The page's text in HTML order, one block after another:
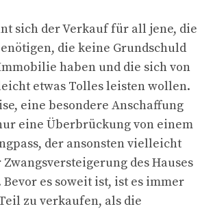
sich der Verkauf für all jene, die
die keine Grundschuld
haben und die sich von
etwas Tolles leisten wollen.
eine besondere Anschaffung
eine Überbrückung von einem
der ansonsten vielleicht
des Hauses
es soweit ist, ist es immer
zu verkaufen, als die